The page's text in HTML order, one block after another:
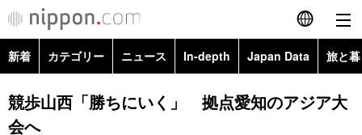
English
简体字
新着 カテゴリー ニュース In-depth Japan Data 旅と
政治・外交 Topics
競歩山西「勝ちにいく」 拠点愛知のアジア大
会へ